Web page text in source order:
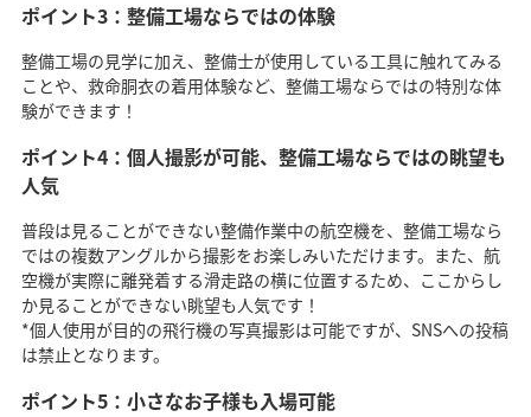
ポイント3：整備工場ならではの体験
整備工場の見学に加え、整備士が使用している工具に触れてみる
ことや、救命胴衣の着用体験など、整備工場ならではの特別な体
験ができます！
ポイント4：個人撮影が可能、整備工場ならではの眺望も
人気
普段は見ることができない整備作業中の航空機を、整備工場なら
ではの複数アングルから撮影をお楽しみいただけます。また、航
空機が実際に離発着する滑走路の横に位置するため、ここからし
か見ることができない眺望も人気です！
*個人使用が目的の飛行機の写真撮影は可能ですが、SNSへの投稿
は禁止となります。
ポイント5：小さなお子様も入場可能